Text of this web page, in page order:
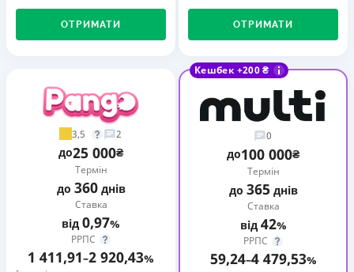
ОТРИМАТИ ОТРИМАТИ
3,5 2
до25 000₴
Термін
до 360днів
Ставка
від 0,97%
РРПС
1 411,91–2 920,43%
Кешбек +200 ₴
0
до100 000₴
Термін
до 365днів
Ставка
від 42%
РРПС
59,24–4 479,53%